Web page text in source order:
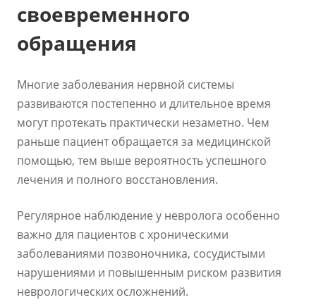
своевременного
обращения
Многие заболевания нервной системы
развиваются постепенно и длительное время
могут протекать практически незаметно. Чем
раньше пациент обращается за медицинской
помощью, тем выше вероятность успешного
лечения и полного восстановления.
Регулярное наблюдение у невролога особенно
важно для пациентов с хроническими
заболеваниями позвоночника, сосудистыми
нарушениями и повышенным риском развития
неврологических осложнений.